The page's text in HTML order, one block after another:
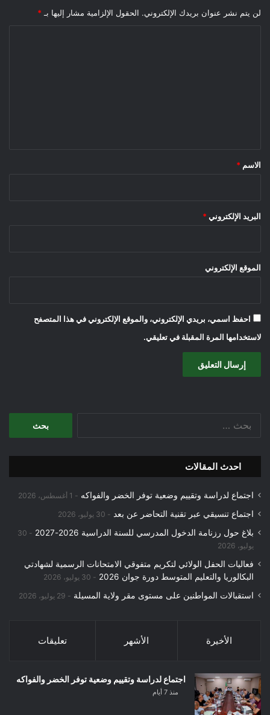
لن يتم نشر عنوان بريدك الإلكتروني. الحقول الإلزامية مشار إليها بـ *
*
الاسم *
البريد الإلكتروني *
الموقع الإلكتروني
احفظ اسمي، بريدي الإلكتروني، والموقع الإلكتروني في هذا المتصفح
لاستخدامها المرة المقبلة في تعليقي.
احدث المقالات
اجتماع لدراسة وتقييم وضعية توفر الخضر والفواكه 1 أغسطس، 2026
اجتماع تنسيقي عبر تقنية التحاضر عن بعد 30 يوليو، 2026
بلاغ حول رزنامة الدخول المدرسي للسنة الدراسية 2026-2027
30
يوليو، 2026
فعاليات الحفل الولائي لتكريم متفوقي الامتحانات الرسمية لشهادتي
البكالوريا والتعليم المتوسط دورة جوان 2026
30 يوليو، 2026
استقبالات المواطنين على مستوى مقر ولاية المسيلة 29 يوليو، 2026
الأخيرة الأشهر تعليقات
اجتماع لدراسة وتقييم وضعية توفر الخضر والفواكه
منذ 7 أيام